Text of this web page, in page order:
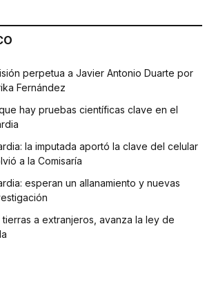
perpetua a Javier Antonio Duarte por
Fernández
hay pruebas científicas clave en el
la imputada aportó la clave del celular
a la Comisaría
esperan un allanamiento y nuevas
a extranjeros, avanza la ley de